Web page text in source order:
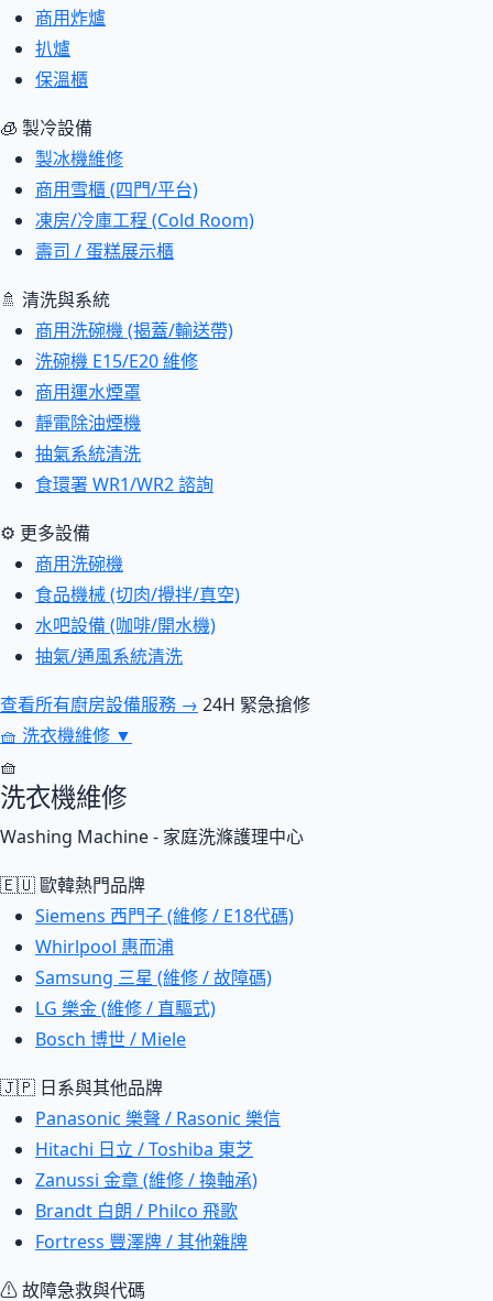
商用炸爐
扒爐
保溫櫃
🧊 製冷設備
製冰機維修
商用雪櫃 (四門/平台)
凍房/冷庫工程 (Cold Room)
壽司 / 蛋糕展示櫃
🚿 清洗與系統
商用洗碗機 (揭蓋/輸送帶)
洗碗機 E15/E20 維修
商用運水煙罩
靜電除油煙機
抽氣系統清洗
食環署 WR1/WR2 諮詢
⚙ 更多設備
商用洗碗機
食品機械 (切肉/攪拌/真空)
水吧設備 (咖啡/開水機)
抽氣/通風系統清洗
查看所有廚房設備服務 → 24H 緊急搶修
🧺 洗衣機維修 ▼
🧺
洗衣機維修
Washing Machine - 家庭洗滌護理中心
🇪🇺 歐韓熱門品牌
Siemens 西門子 (維修 / E18代碼)
Whirlpool 惠而浦
Samsung 三星 (維修 / 故障碼)
LG 樂金 (維修 / 直驅式)
Bosch 博世 / Miele
🇯🇵 日系與其他品牌
Panasonic 樂聲 / Rasonic 樂信
Hitachi 日立 / Toshiba 東芝
Zanussi 金章 (維修 / 換軸承)
Brandt 白朗 / Philco 飛歌
Fortress 豐澤牌 / 其他雜牌
⚠ 故障急救與代碼